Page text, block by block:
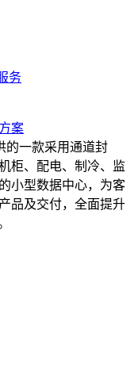
务
案
的一款采用通道封
柜、配电、制冷、监
小型数据中心，为客
品及交付，全面提升